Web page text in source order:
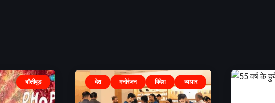
बॉलीवुड देश मनोरंजन विदेश व्यापार